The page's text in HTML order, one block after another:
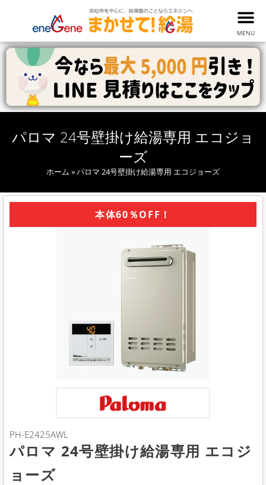
MENU
パロマ 24号壁掛け給湯専用 エコジョ
ーズ
ホーム »パロマ 24号壁掛け給湯専用 エコジョーズ
本体60％OFF！
PH-E2425AWL
パロマ 24号壁掛け給湯専用 エコジ
ョーズ